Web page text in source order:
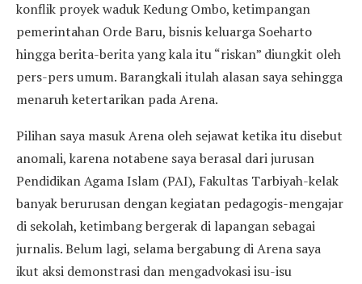
konflik proyek waduk Kedung Ombo, ketimpangan
pemerintahan Orde Baru, bisnis keluarga Soeharto
hingga berita-berita yang kala itu “riskan” diungkit oleh
pers-pers umum. Barangkali itulah alasan saya sehingga
menaruh ketertarikan pada Arena.
Pilihan saya masuk Arena oleh sejawat ketika itu disebut
anomali, karena notabene saya berasal dari jurusan
Pendidikan Agama Islam (PAI), Fakultas Tarbiyah-kelak
banyak berurusan dengan kegiatan pedagogis-mengajar
di sekolah, ketimbang bergerak di lapangan sebagai
jurnalis. Belum lagi, selama bergabung di Arena saya
ikut aksi demonstrasi dan mengadvokasi isu-isu